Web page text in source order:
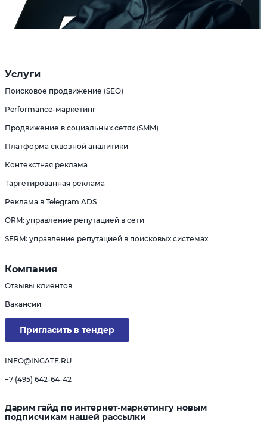
Услуги
Поисковое продвижение (SEO)
Performance-маркетинг
Продвижение в социальных сетях (SMM)
Платформа сквозной аналитики
Контекстная реклама
Таргетированная реклама
Реклама в Telegram ADS
ORM: управление репутацией в сети
SERM: управление репутацией в поисковых системах
Компания
Отзывы клиентов
Вакансии
Пригласить в тендер
INFO@INGATE.RU
+7 (495) 642-64-42
Дарим гайд по интернет-маркетингу новым
подписчикам нашей рассылки